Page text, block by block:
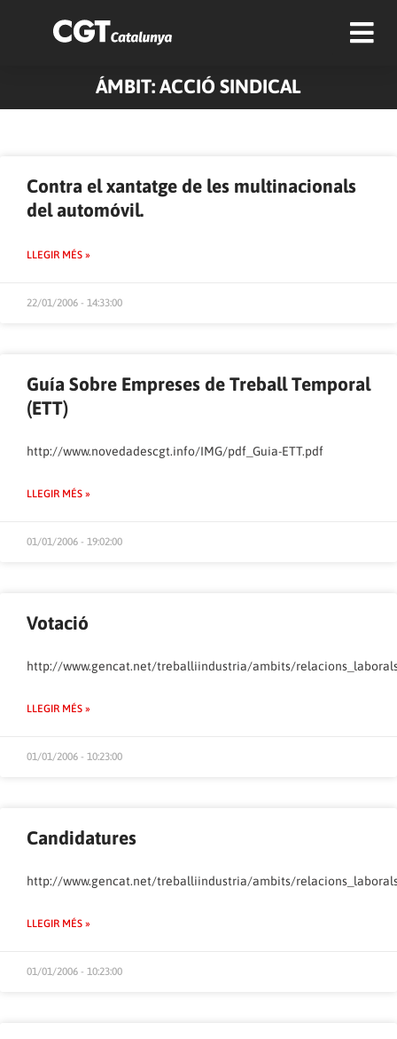
ÁMBIT: ACCIÓ SINDICAL
Contra el xantatge de les multinacionals
del automóvil.
LLEGIR MÉS »
22/01/2006 - 14:33:00
Guía Sobre Empreses de Treball Temporal
(ETT)
http://www.novedadescgt.info/IMG/pdf_Guia-ETT.pdf
LLEGIR MÉS »
01/01/2006 - 19:02:00
Votació
http://www.gencat.net/treballiindustria/ambits/
LLEGIR MÉS »
01/01/2006 - 10:23:00
Candidatures
http://www.gencat.net/treballiindustria/ambits/
LLEGIR MÉS »
01/01/2006 - 10:23:00